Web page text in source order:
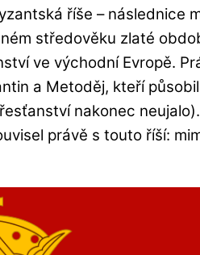
říše – následnice
středověku zlaté
ve východní Evropě.
a Metoděj, kteří
nakonec neujalo).
právě s touto říší: